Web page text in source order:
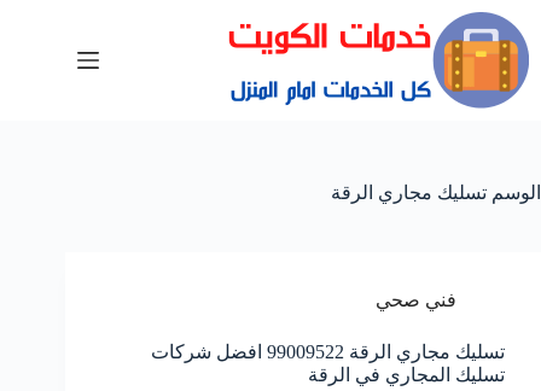
الوسم تسليك مجاري الرقة
فني صحي
تسليك مجاري الرقة 99009522 افضل شركات
تسليك المجاري في الرقة